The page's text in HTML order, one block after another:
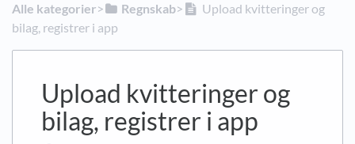
Alle kategorier​>​ ​Regnskab​>​
Upload kvitteringer og
bilag, registrer i app
Upload kvitteringer og
bilag, registrer i app